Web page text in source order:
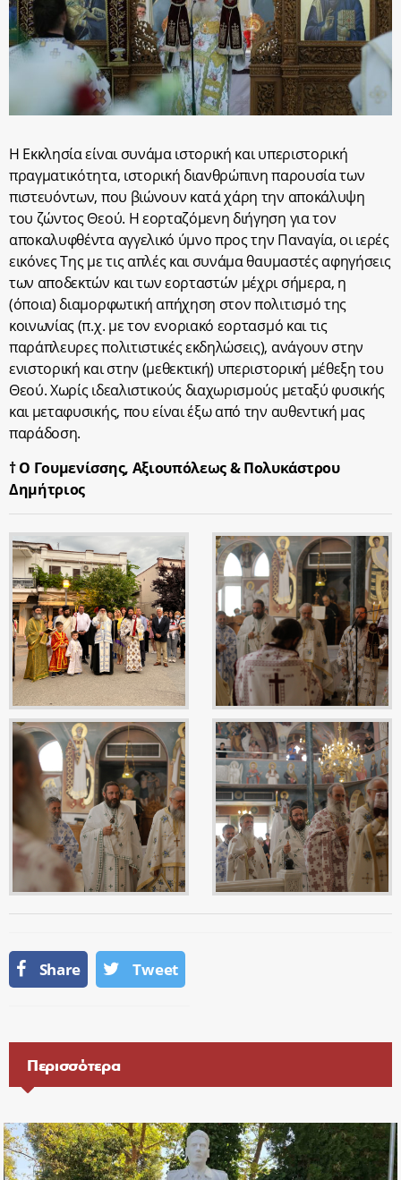
Η Εκκλησία είναι συνάμα ιστορική και υπεριστορική
πραγματικότητα, ιστορική διανθρώπινη παρουσία των
πιστευόντων, που βιώνουν κατά χάρη την αποκάλυψη
του ζώντος Θεού. Η εορταζόμενη διήγηση για τον
αποκαλυφθέντα αγγελικό ύμνο προς την Παναγία, οι ιερές
εικόνες Της με τις απλές και συνάμα θαυμαστές αφηγήσεις
των αποδεκτών και των εορταστών μέχρι σήμερα, η
(όποια) διαμορφωτική απήχηση στον πολιτισμό της
κοινωνίας (π.χ. με τον ενοριακό εορτασμό και τις
παράπλευρες πολιτιστικές εκδηλώσεις), ανάγουν στην
ενιστορική και στην (μεθεκτική) υπεριστορική μέθεξη του
Θεού. Χωρίς ιδεαλιστικούς διαχωρισμούς μεταξύ φυσικής
και μεταφυσικής, που είναι έξω από την αυθεντική μας
παράδοση.
† Ο Γουμενίσσης, Αξιουπόλεως & Πολυκάστρου
Δημήτριος
Share Tweet
Περισσότερα